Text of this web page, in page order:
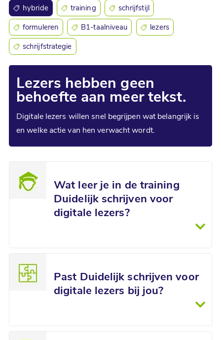
hybride training schrijfstijl
formuleren B1-taalniveau lezers
schrijfstrategie
Lezers hebben geen
behoefte aan meer tekst.
Digitale lezers willen snel begrijpen wat belangrijk is
en welke actie van hen verwacht wordt.
Wat leer je in de training
Duidelijk schrijven voor
digitale lezers?
Past Duidelijk schrijven voor
digitale lezers bij jou?